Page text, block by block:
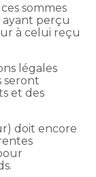
sommes
ayant perçu
à celui reçu
légales
seront
et des
doit encore